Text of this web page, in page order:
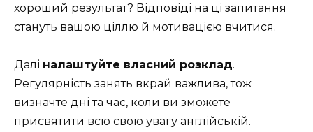
хороший результат? Відповіді на ці запитання
стануть вашою ціллю й мотивацією вчитися.
Далі налаштуйте власний розклад.
Регулярність занять вкрай важлива, тож
визначте дні та час, коли ви зможете
присвятити всю свою увагу англійській.